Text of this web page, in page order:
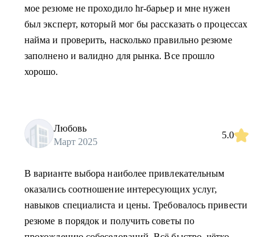
мое резюме не проходило hr-барьер и мне нужен
был эксперт, который мог бы рассказать о процессах
найма и проверить, насколько правильно резюме
заполнено и валидно для рынка. Все прошло
хорошо.
Любовь
Март 2025
5.0
В варианте выбора наиболее привлекательным
оказались соотношение интересующих услуг,
навыков специалиста и цены. Требовалось привести
резюме в порядок и получить советы по